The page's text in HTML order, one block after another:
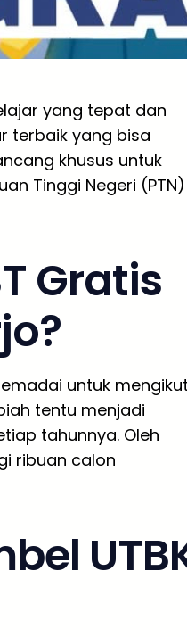
yang tepat dan
terbaik yang bisa
khusus untuk
Tinggi Negeri (PTN)
Gratis
untuk
tentu menjadi
tahunnya. Oleh
ribuan calon